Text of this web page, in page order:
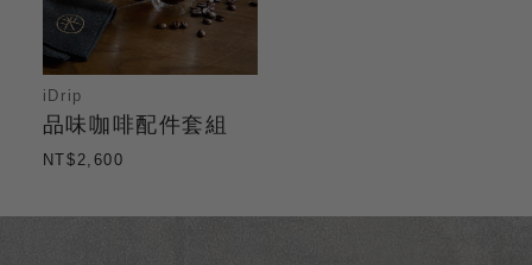
iDrip
品味咖啡配件套組
NT$2,600